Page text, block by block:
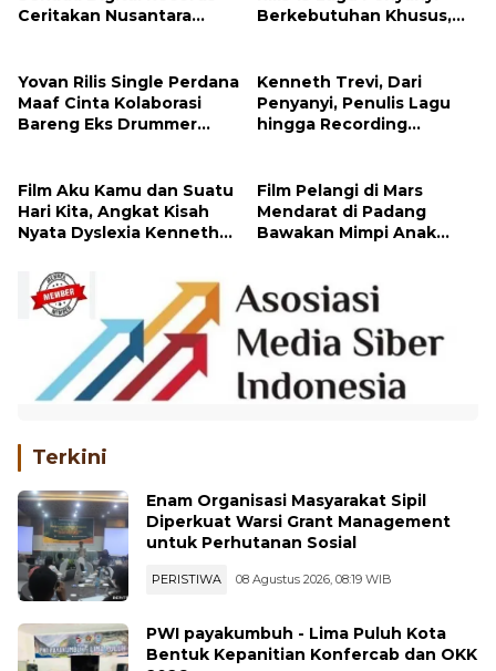
Amira Kim bersama
Lewat Nada
Teman Hebat Records
Dunia Musik Ruang
Inklusif Berkarya
Yovan Rilis Single Perdana
Jamrud Herman Husin
Kenneth Trevi, Dari
Engineer
Film Aku Kamu dan Suatu
Nyata Dyslexia Kenneth
Trevi
Film Pelangi di Mars
Bawakan Mimpi Anak
yang Tak Terbatas
Terkini
Enam Organisasi Masyarakat Sipil
Diperkuat Warsi Grant Management
untuk Perhutanan Sosial
PERISTIWA 08 Agustus 2026, 08:19 WIB